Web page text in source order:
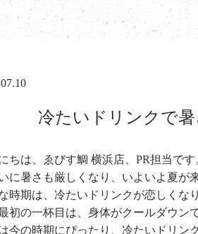
冷たいドリンクで
ちは、ゑびす鯛 横浜店、PR担当です
に暑さも厳しくなり、いよいよ夏が
時期は、冷たいドリンクが恋しくな
初の一杯目は、身体がクールダウン
今の時期にぴったり、冷たいドリン